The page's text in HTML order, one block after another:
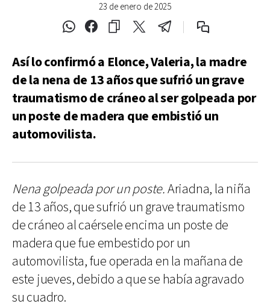
23 de enero de 2025
Así lo confirmó a Elonce, Valeria, la madre
de la nena de 13 años que sufrió un grave
traumatismo de cráneo al ser golpeada por
un poste de madera que embistió un
automovilista.
Nena golpeada por un poste.Ariadna, la niña
de 13 años, que sufrió un grave traumatismo
de cráneo al caérsele encima un poste de
madera que fue embestido por un
automovilista, fue operada en la mañana de
este jueves, debido a que se había agravado
su cuadro.